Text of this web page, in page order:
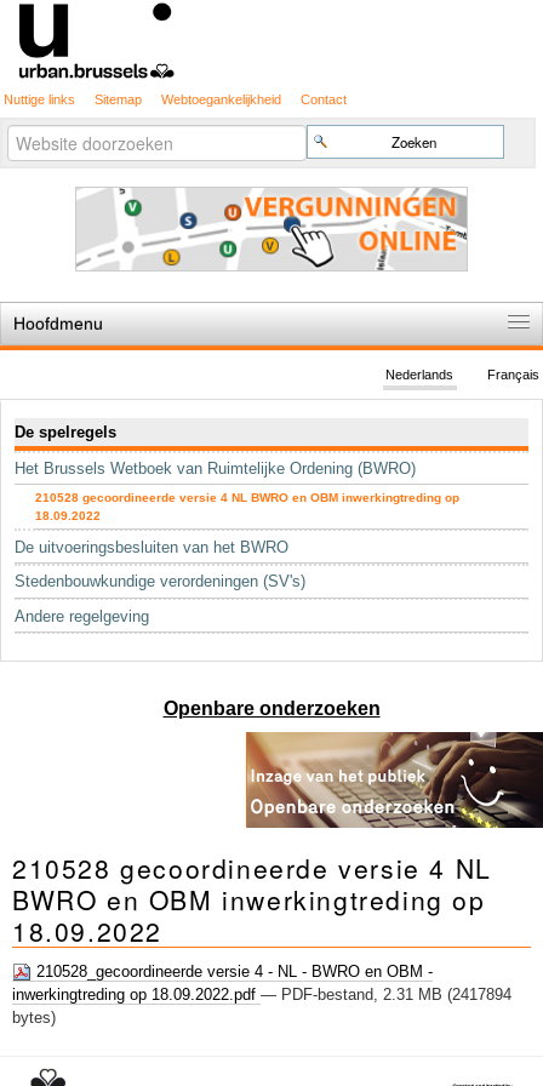
Nuttige links Sitemap Webtoegankelijkheid Contact
Zoek
Geavanceerd
zoeken...
Hoofdmenu
De spelregels
Stedenbouwkundige vergunning
Cartografie
Studies en publicaties
Sleutelwoorden
Stedenbouwkundige inlichtingen
Français
Nederlands
De spelregels
Het Brussels Wetboek van Ruimtelijke Ordening (BWRO)
210528 gecoordineerde versie 4 NL BWRO en OBM inwerkingtreding op
18.09.2022
De uitvoeringsbesluiten van het BWRO
Stedenbouwkundige verordeningen (SV's)
Andere regelgeving
Openbare onderzoeken
210528 gecoordineerde versie 4 NL
BWRO en OBM inwerkingtreding op
18.09.2022
210528_gecoordineerde versie 4 - NL - BWRO en OBM -
inwerkingtreding op 18.09.2022.pdf — PDF-bestand, 2.31 MB (2417894
bytes)